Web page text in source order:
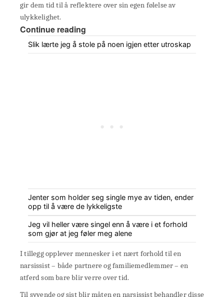
gir dem tid til å reflektere over sin egen følelse av
ulykkelighet.
Continue reading
Slik lærte jeg å stole på noen igjen etter utroskap
Jenter som holder seg single mye av tiden, ender
opp til å være de lykkeligste
Jeg vil heller være singel enn å være i et forhold
som gjør at jeg føler meg alene
I tillegg opplever mennesker i et nært forhold til en
narsissist – både partnere og familiemedlemmer – en
atferd som bare blir verre over tid.
Til syvende og sist blir måten en narsissist behandler disse